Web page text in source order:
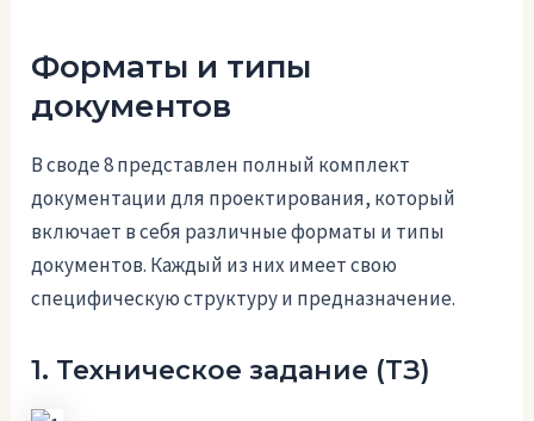
Форматы и типы
документов
В своде 8 представлен полный комплект
документации для проектирования, который
включает в себя различные форматы и типы
документов. Каждый из них имеет свою
специфическую структуру и предназначение.
1. Техническое задание (ТЗ)